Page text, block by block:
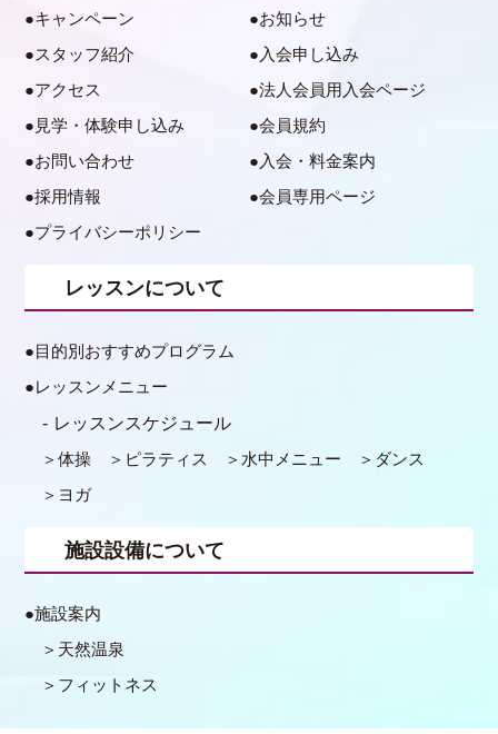
キャンペーン
お知らせ
スタッフ紹介
入会申し込み
アクセス
法人会員用入会ページ
見学・体験申し込み
会員規約
お問い合わせ
入会・料金案内
採用情報
会員専用ページ
プライバシーポリシー
レッスンについて
目的別おすすめプログラム
レッスンメニュー
レッスンスケジュール
体操 ピラティス 水中メニュー
ダンス
ヨガ
施設設備について
施設案内
天然温泉
フィットネス